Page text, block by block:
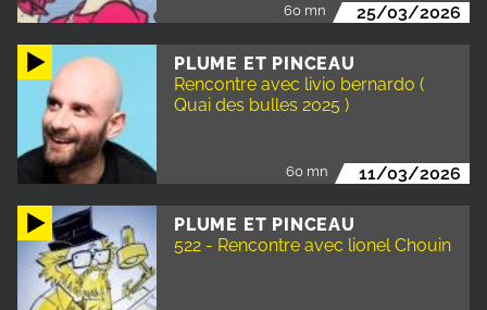
60 mn 25/03/2026
PLUME ET PINCEAU
Rencontre avec livio bernardo (
Quai des bulles 2025 )
60 mn 11/03/2026
PLUME ET PINCEAU
522 - Rencontre avec lionel Chouin